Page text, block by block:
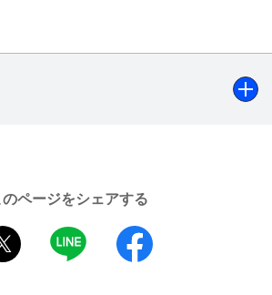
プ”“声優”“大喜利”など、いくつか
ンバーが即興で挑戦＆その出来を
初めてで、不安もあるんですけ
型にはまらず自分らしく出来たら
ます。私たちの世代は“テレビ離
世、和田まあや、伊藤純奈、渡辺みり
のページをシェアする
twitter
LINE